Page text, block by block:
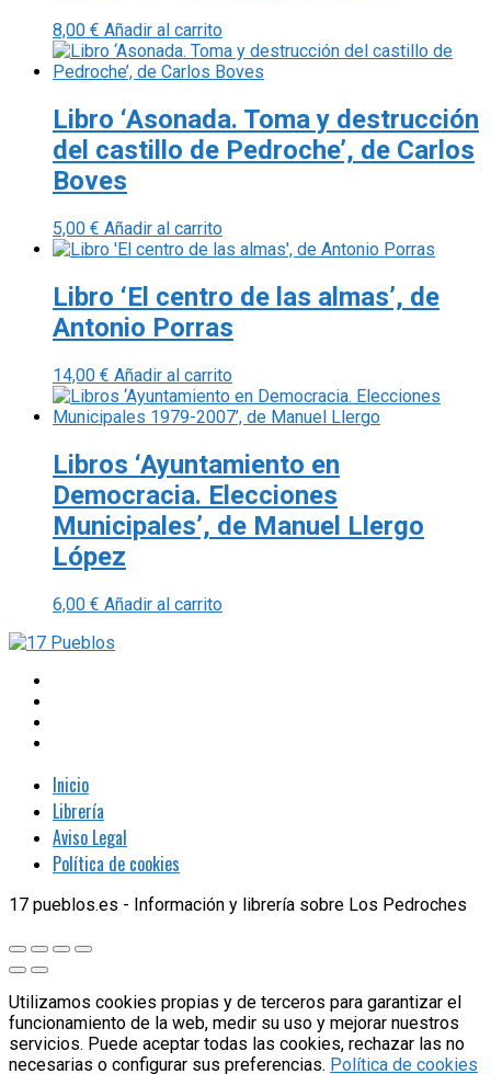
8,00 € Añadir al carrito
Libro ‘Asonada. Toma y destrucción
del castillo de Pedroche’, de Carlos
Boves
5,00 € Añadir al carrito
Libro ‘El centro de las almas’, de
Antonio Porras
14,00 € Añadir al carrito
Libros ‘Ayuntamiento en
Democracia. Elecciones
Municipales’, de Manuel Llergo
López
6,00 € Añadir al carrito
Inicio
Librería
Aviso Legal
Política de cookies
17 pueblos.es - Información y librería sobre Los Pedroches
Utilizamos cookies propias y de terceros para garantizar el
funcionamiento de la web, medir su uso y mejorar nuestros
servicios. Puede aceptar todas las cookies, rechazar las no
necesarias o configurar sus preferencias. Política de cookies